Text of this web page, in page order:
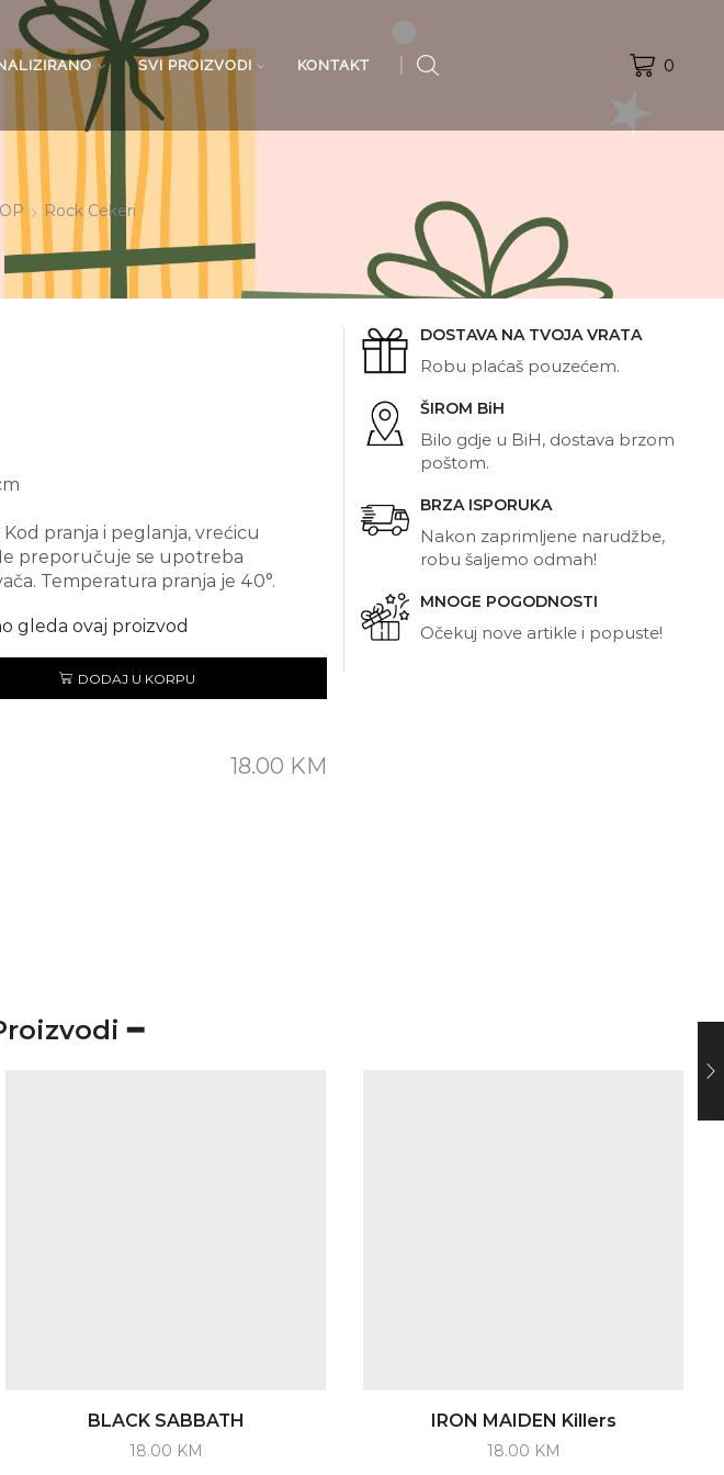
SVI PROIZVODI KONTAKT 0
Rock Cekeri
Kod pranja i peglanja, vrećicu
preporučuje se upotreba
Temperatura pranja je 40°.
gleda ovaj proizvod
DODAJ U KORPU
18.00 KM
DOSTAVA NA TVOJA VRATA
Robu plaćaš pouzećem.
ŠIROM BiH
Bilo gdje u BiH, dostava brzom
poštom.
BRZA ISPORUKA
Nakon zaprimljene narudžbe,
robu šaljemo odmah!
MNOGE POGODNOSTI
Očekuj nove artikle i popuste!
━
BLACK SABBATH
18.00 KM
IRON MAIDEN Killers
18.00 KM